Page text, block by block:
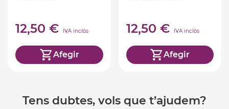
12,50 € IVA inclòs
Afegir
12,50 € IVA inclòs
Afegir
Tens dubtes, vols que t’ajudem?